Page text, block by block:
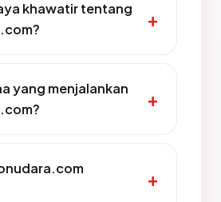
khawatir tentang
yang menjalankan